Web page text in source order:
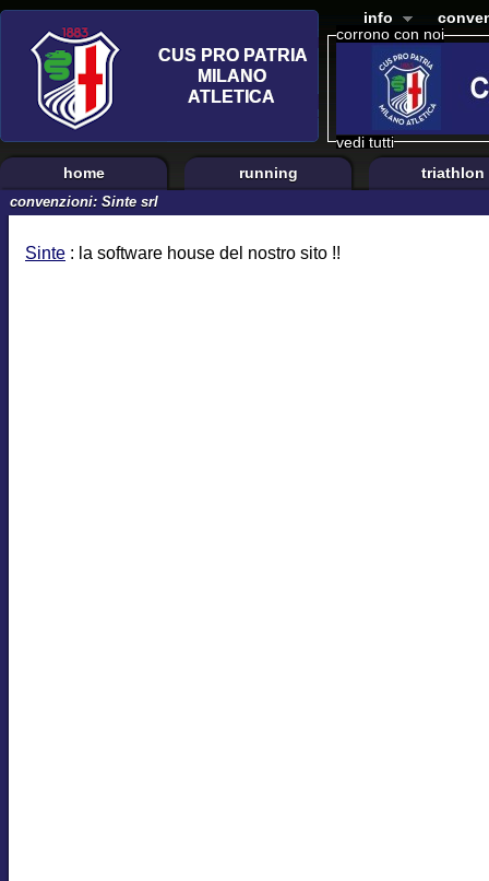
corrono con noi
vedi tutti
info
home running triathlon
convenzioni: Sinte srl
Sinte : la software house del nostro sito !!